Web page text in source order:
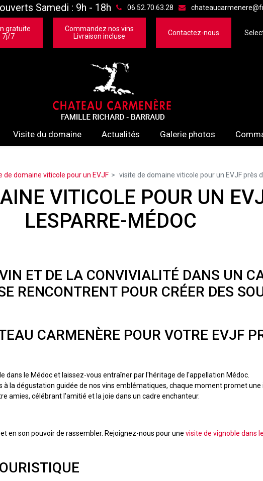
Samedi : 9h - 18h 06.52.70.63.28
gratuite
7j/7
Commandez nos vins
Livraison incluse
Contactez-nous
Visite du domaine Actualités Galerie photos
de domaine viticole pour un EVJF visite de domaine viticole pour un EVJF près
VITICOLE POUR UN
LESPARRE-MÉDOC
ET DE LA CONVIVIALITÉ DANS UN
RENCONTRENT POUR CRÉER DES
CARMENÈRE POUR VOTRE EVJF
dans le Médoc et laissez-vous entraîner par l'héritage de l'appellation Médoc.
à la dégustation guidée de nos vins emblématiques, chaque moment promet
amies, célébrant l'amitié et la joie dans un cadre enchanteur.
en son pouvoir de rassembler. Rejoignez-nous pour une visite de vignoble dans